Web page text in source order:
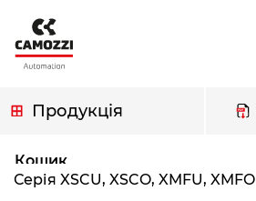
основного
вмісту
Продукція
Кошик
навіґації
Серія XSCU, XSCO, XMFU, XMFO